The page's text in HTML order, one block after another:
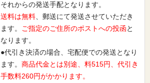
それからの発送手配となります。
送料は無料 、郵送にて発送させていただき
ます。
ご指定のご住所のポストへの投函と
なります。
●代引き決済の場合、宅配便での発送となり
ます。 商品代金とは別途、料515円、代引き
手数料260円がかかります。